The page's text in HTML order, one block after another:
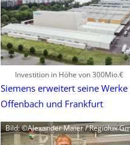
Investition in Höhe von 300Mio.€
Siemens erweitert seine Werke
Offenbach und Frankfurt
Bild: ©Alexander Maier / Regiolux